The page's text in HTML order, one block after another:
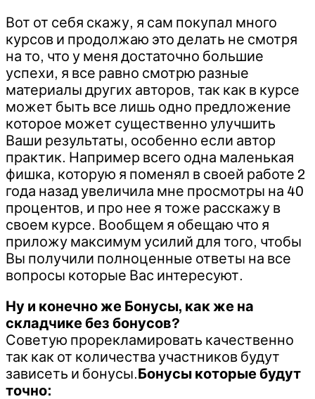
Вот от себя скажу, я сам покупал много
курсов и продолжаю это делать не смотря
на то, что у меня достаточно большие
успехи, я все равно смотрю разные
материалы других авторов, так как в курсе
может быть все лишь одно предложение
которое может существенно улучшить
Ваши результаты, особенно если автор
практик. Например всего одна маленькая
фишка, которую я поменял в своей работе 2
года назад увеличила мне просмотры на 40
процентов, и про нее я тоже расскажу в
своем курсе. Вообщем я обещаю что я
приложу максимум усилий для того, чтобы
Вы получили полноценные ответы на все
вопросы которые Вас интересуют.
Ну и конечно же Бонусы, как же на
складчике без бонусов?
Советую прорекламировать качественно
так как от количества участников будут
зависеть и бонусы.Бонусы которые будут
точно: